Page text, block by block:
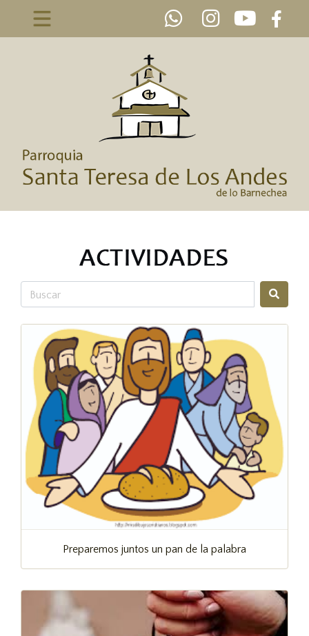
Preparemos juntos un pan de la palabra